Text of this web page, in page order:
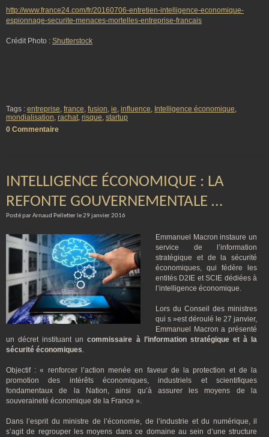
http://www.france24.com/fr/20160706-entretien-intelligence-economique-
espionnage-securite-menaces-mortelles-entreprise-francais
Crédit Photo : Shutterstock
Tags : entreprise, france, fusion, ie, influence, Intelligence économique,
mondialisation, rachat, risque, startup
0 Commentaire
INTELLIGENCE ÉCONOMIQUE : LA
REFONTE GOUVERNEMENTALE …
Posté par Arnaud Pelletier le 29 janvier 2016
Emmanuel Macron instaure un
service de l’information
stratégique et de la sécurité
économiques, qui fédère les
entités D2IE et SCIE dédiées à
l’intelligence économique.
Lors du Conseil des ministres
qui s »est déroulé le 27 janvier,
Emmanuel Macron a présenté
un décret instituant uncommissaire à l’information stratégique et à la
sécurité économiques.
Objectif : « renforcer l’action menée en faveur de la protection et de la
promotion des intérêts économiques, industriels et scientifiques
fondamentaux de la Nation, ainsi qu’à assurer les moyens de la
souveraineté économique de la France ».
Dans l’esprit du ministre de l’économie, de l’industrie et du numérique, il
s’agit de regrouper les moyens dans ce domaine au sein d’une structure